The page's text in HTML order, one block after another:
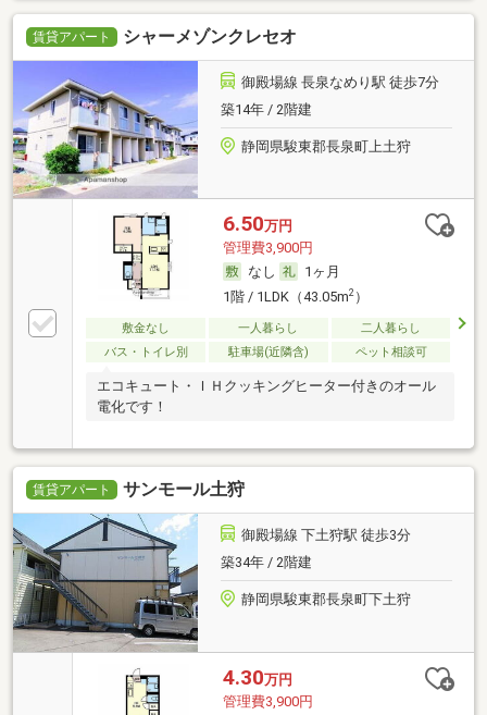
賃貸アパート シャーメゾンクレセオ
御殿場線 長泉なめり駅 徒歩7分
築14年 / 2階建
静岡県駿東郡長泉町上土狩
6.50万円
管理費3,900円
なし
1ヶ月
1階 / 1LDK（43.05m2）
敷金なし 一人暮らし
二人暮らし
バス・トイレ別
駐車場(近隣含) ペット相談可
エコキュート・ＩＨクッキングヒーター付きのオール
電化です！
賃貸アパート サンモール土狩
御殿場線 下土狩駅 徒歩3分
築34年 / 2階建
静岡県駿東郡長泉町下土狩
4.30万円
管理費3,900円